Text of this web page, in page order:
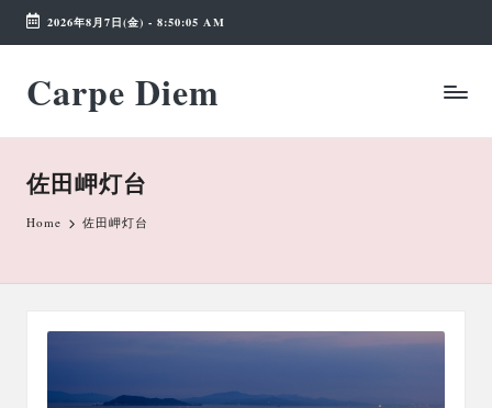
Skip
content
2026年8月7日(金) - 8:50:06 AM
Carpe Diem
Weekend
Wonderland
佐田岬灯台
Home 佐田岬灯台